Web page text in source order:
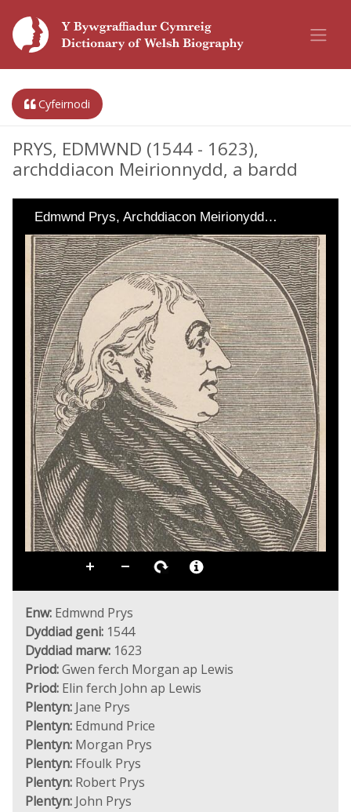
Cyfeirnodi
PRYS, EDMWND (1544 - 1623),
archddiacon Meirionnydd, a bardd
Edmwnd Prys, Archddiacon Meirionydd…
Enw: Edmwnd Prys
Dyddiad geni: 1544
Dyddiad marw: 1623
Priod:Gwen ferch Morgan ap Lewis
Priod: Elin ferch John ap Lewis
Plentyn: Jane Prys
Plentyn: Edmund Price
Plentyn: Morgan Prys
Plentyn: Ffoulk Prys
Plentyn: Robert Prys
Plentyn: John Prys